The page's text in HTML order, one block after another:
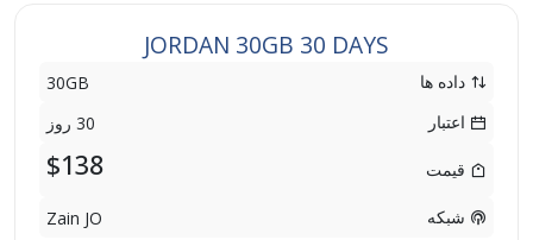
JORDAN 30GB 30 DAYS
داده ها
30GB
اعتبار
30 روز
قیمت $138
شبکه Zain JO